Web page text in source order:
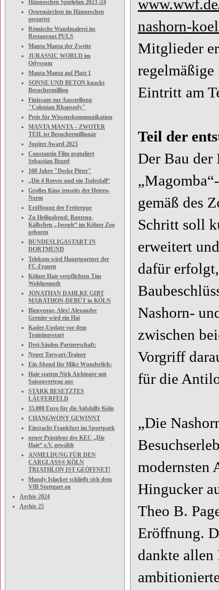
Hänneschen Spielplan 2023 /24
Ostermärchen im Hänneschen
gestartet
Römische Wandmalerei im
Restaurant PULS
Manta Manta der Zweite
JURASSIC WORLD im
Odyssum
Manta Manta auf Platz 1
SONNE UND BETON knackt
Besuchermillion
Finissage zur Ausstellung
"Colonian Rhapsody"
Preis für Wissenskommunikation
MANTA MANTA – ZWOTER
TEIL ist Besuchermillionär
Jupiter Award 2023
Constantin Film gratuliert
Sebastian Bezzel
100 Jahre "Decke Pitter"
„Die 4 Reeves und ein Todesfall“
Großes Kino jenseits der Hetero-
Norm
Eröffnung der Freitreppe
Zu Heiligabend: Banteng-
Kälbchen „Joseph“ im Kölner Zoo
geboren
BUNDESLIGASTART IN
DORTMUND
Telekom wird Hauptpartner der
FC-Frauen
Kölner Haie verpflichten Tim
Wohlgemuth
JONATHAN DAHLKE GIBT
MARATHON-DEBÜT in KÖLN
Bienvenue, Alex! Alexandre
Grenier wird ein Hai
Kader-Update vor dem
Trainingsstart
Drei-Säulen-Partnerschaft:
Neuer Torwart-Trainer
Ein Abend für Mike Wunderlich:
Haie statten Nick Aichinger mit
Saisonvertrag aus
STARK BESETZTES
LÄUFERFELD
35.000 Euro für die Aidshilfe Köln
CHANGWONY GEWINNT
Eintracht Frankfurt im Sportpark
neuer Präsident des KEC „Die
Haie“ e.V. gewählt
ANMELDUNG FÜR DEN
CARGLASS® KÖLN
TRIATHLON IST GEÖFFNET!
Mandy Islacker schließt sich dem
VfB Stuttgart an
Archiv 2024
Archiv 25
nashorn-
Mitglieder
Eintritt am
Teil der
Der Bau der
gemäß des
Schritt soll
erweitert
dafür
Nashorn-
zwischen
Vorgriff
für die
„Die
modernsten
Hingucker
Theo B.
Eröffnung.
dankte allen